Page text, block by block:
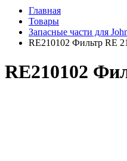
Главная
Товары
Запасные части для
RE210102 Фильтр RE
RE210102